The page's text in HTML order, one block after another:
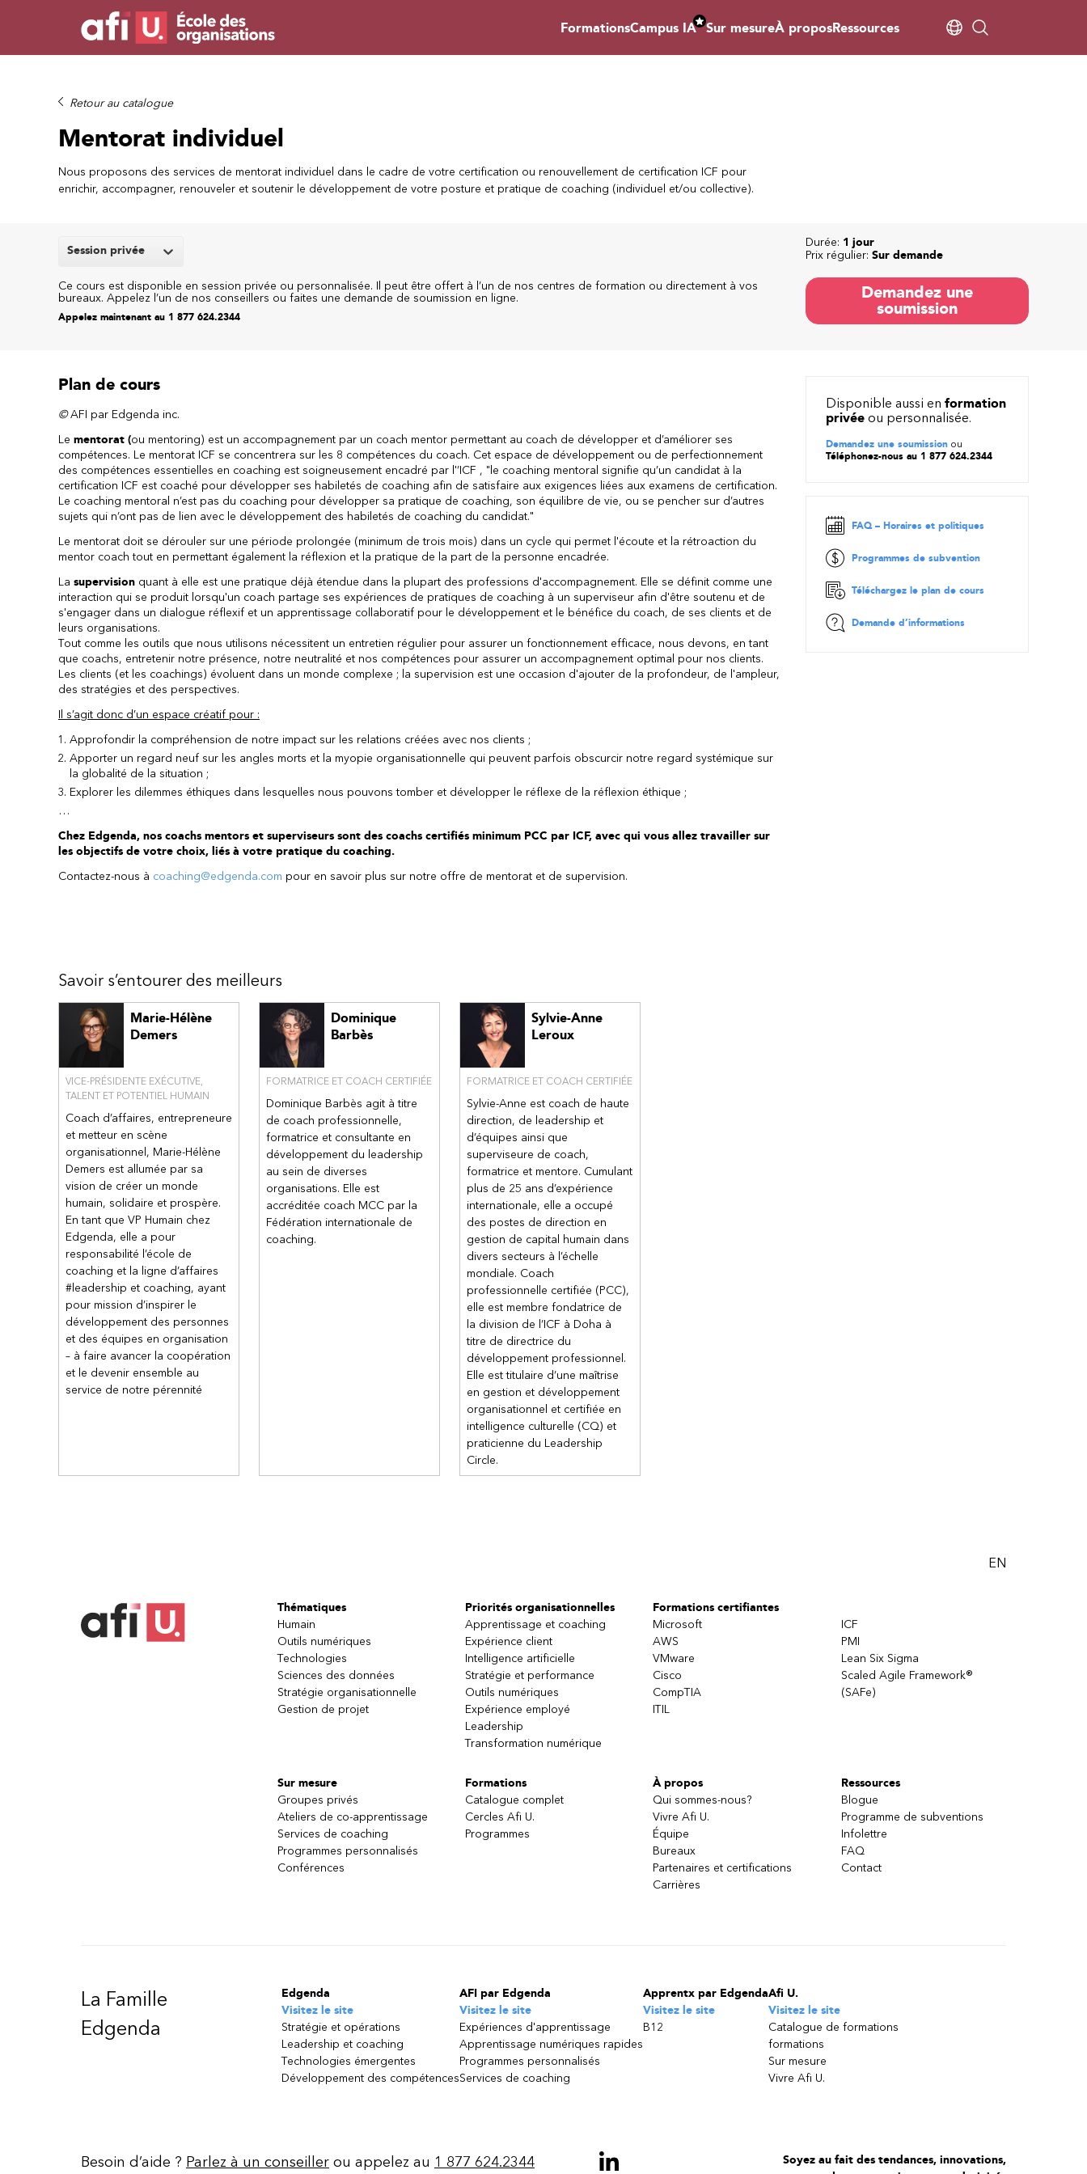
FormationsCampus IA Sur mesureÀ proposRessources
Retour au catalogue
Mentorat individuel
Nous proposons des services de mentorat individuel dans le cadre de votre certification ou renouvellement de certification ICF pour
enrichir, accompagner, renouveler et soutenir le développement de votre posture et pratique de coaching (individuel et/ou collective).
Session privée
Ce cours est disponible en session privée ou personnalisée. Il peut être offert à l’un de nos centres de formation ou directement à vos
bureaux. Appelez l’un de nos conseillers ou faites une demande de soumission en ligne.
Appelez maintenant au 1 877 624.2344
Durée: 1 jour
Prix régulier: Sur demande
Demandez une
soumission
Plan de cours
©AFI par Edgenda inc.
Le mentorat (ou mentoring) est un accompagnement par un coach mentor permettant au coach de développer et d’améliorer ses
compétences. Le mentorat ICF se concentrera sur les 8 compétences du coach. Cet espace de développement ou de perfectionnement
des compétences essentielles en coaching est soigneusement encadré par l'’ICF , "le coaching mentoral signifie qu’un candidat à la
certification ICF est coaché pour développer ses habiletés de coaching afin de satisfaire aux exigences liées aux examens de certification.
Le coaching mentoral n’est pas du coaching pour développer sa pratique de coaching, son équilibre de vie, ou se pencher sur d’autres
sujets qui n’ont pas de lien avec le développement des habiletés de coaching du candidat."
Le mentorat doit se dérouler sur une période prolongée (minimum de trois mois) dans un cycle qui permet l'écoute et la rétroaction du
mentor coach tout en permettant également la réflexion et la pratique de la part de la personne encadrée.
La supervision quant à elle est une pratique déjà étendue dans la plupart des professions d'accompagnement. Elle se définit comme une
interaction qui se produit lorsqu'un coach partage ses expériences de pratiques de coaching à un superviseur afin d'être soutenu et de
s'engager dans un dialogue réflexif et un apprentissage collaboratif pour le développement et le bénéfice du coach, de ses clients et de
leurs organisations.
Tout comme les outils que nous utilisons nécessitent un entretien régulier pour assurer un fonctionnement efficace, nous devons, en tant
que coachs, entretenir notre présence, notre neutralité et nos compétences pour assurer un accompagnement optimal pour nos clients.
Les clients (et les coachings) évoluent dans un monde complexe ; la supervision est une occasion d'ajouter de la profondeur, de l'ampleur,
des stratégies et des perspectives.
Il s’agit donc d’un espace créatif pour :
Approfondir la compréhension de notre impact sur les relations créées avec nos clients ;
Apporter un regard neuf sur les angles morts et la myopie organisationnelle qui peuvent parfois obscurcir notre regard systémique sur
la globalité de la situation ;
Explorer les dilemmes éthiques dans lesquelles nous pouvons tomber et développer le réflexe de la réflexion éthique ;
…
Chez Edgenda, nos coachs mentors et superviseurs sont des coachs certifiés minimum PCC par ICF, avec qui vous allez travailler sur
les objectifs de votre choix, liés à votre pratique du coaching.
Contactez-nous à coaching@edgenda.com pour en savoir plus sur notre offre de mentorat et de supervision.
Disponible aussi en formation
privée ou personnalisée.
Demandez une soumission ou
Téléphonez-nous au 1 877 624.2344
FAQ – Horaires et politiques
Programmes de subvention
Téléchargez le plan de cours
Demande d’informations
Savoir s’entourer des meilleurs
Marie-Hélène
Demers
VICE-PRÉSIDENTE EXÉCUTIVE,
TALENT ET POTENTIEL HUMAIN
Coach d’affaires, entrepreneure
et metteur en scène
organisationnel, Marie-Hélène
Demers est allumée par sa
vision de créer un monde
humain, solidaire et prospère.
En tant que VP Humain chez
Edgenda, elle a pour
responsabilité l’école de
coaching et la ligne d’affaires
#leadership et coaching, ayant
pour mission d’inspirer le
développement des personnes
et des équipes en organisation
– à faire avancer la coopération
et le devenir ensemble au
service de notre pérennité
Dominique
Barbès
FORMATRICE ET COACH CERTIFIÉE
Dominique Barbès agit à titre
de coach professionnelle,
formatrice et consultante en
développement du leadership
au sein de diverses
organisations. Elle est
accréditée coach MCC par la
Fédération internationale de
coaching.
Sylvie-Anne
Leroux
FORMATRICE ET COACH CERTIFIÉE
Sylvie-Anne est coach de haute
direction, de leadership et
d’équipes ainsi que
superviseure de coach,
formatrice et mentore. Cumulant
plus de 25 ans d’expérience
internationale, elle a occupé
des postes de direction en
gestion de capital humain dans
divers secteurs à l’échelle
mondiale. Coach
professionnelle certifiée (PCC),
elle est membre fondatrice de
la division de l’ICF à Doha à
titre de directrice du
développement professionnel.
Elle est titulaire d’une maîtrise
en gestion et développement
organisationnel et certifiée en
intelligence culturelle (CQ) et
praticienne du Leadership
Circle.
EN
Thématiques
Humain
Outils numériques
Technologies
Sciences des données
Stratégie organisationnelle
Gestion de projet
Priorités organisationnelles
Apprentissage et coaching
Expérience client
Intelligence artificielle
Stratégie et performance
Outils numériques
Expérience employé
Leadership
Transformation numérique
Formations certifiantes
Microsoft
AWS
VMware
Cisco
CompTIA
ITIL
ICF
PMI
Lean Six Sigma
Scaled Agile Framework®
(SAFe)
Sur mesure
Groupes privés
Ateliers de co-apprentissage
Services de coaching
Programmes personnalisés
Conférences
Formations
Catalogue complet
Cercles Afi U.
Programmes
À propos
Qui sommes-nous?
Vivre Afi U.
Équipe
Bureaux
Partenaires et certifications
Carrières
Ressources
Blogue
Programme de subventions
Infolettre
FAQ
Contact
La Famille
Edgenda
Edgenda
Visitez le site
Stratégie et opérations
Leadership et coaching
Technologies émergentes
Développement des compétences
AFI par Edgenda
Visitez le site
Expériences d'apprentissage
Apprentissage numériques rapides
Programmes personnalisés
Services de coaching
Apprentx par Edgenda
Visitez le site
B12
Afi U.
Visitez le site
Catalogue de formations
formations
Sur mesure
Vivre Afi U.
Besoin d’aide ? Parlez à un conseiller ou appelez au 1 877 624.2344
Soyez au fait des tendances, innovations,